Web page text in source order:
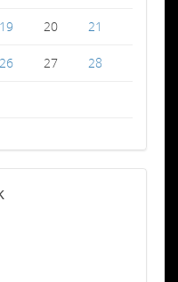
19 20 21
26 27 28